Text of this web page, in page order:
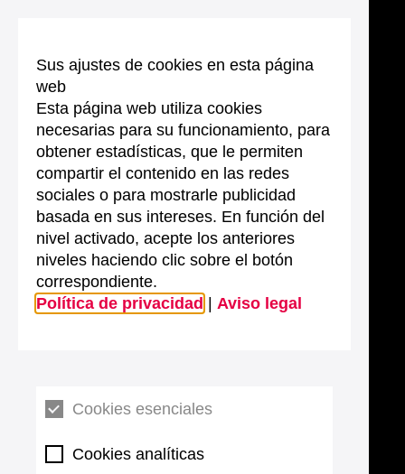
Sus ajustes de cookies en esta página
web
Esta página web utiliza cookies
necesarias para su funcionamiento, para
obtener estadísticas, que le permiten
compartir el contenido en las redes
sociales o para mostrarle publicidad
basada en sus intereses. En función del
nivel activado, acepte los anteriores
niveles haciendo clic sobre el botón
correspondiente.
Política de privacidad
Aviso legal
Cookies esenciales
Cookies analíticas